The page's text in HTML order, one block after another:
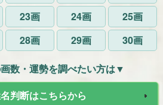
23画 24画
25画
28画 29画 30画
数・運勢を調べたい方は▼
判断はこちらから